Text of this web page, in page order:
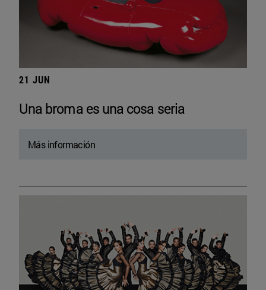
21 JUN
Una broma es una cosa seria
Más información